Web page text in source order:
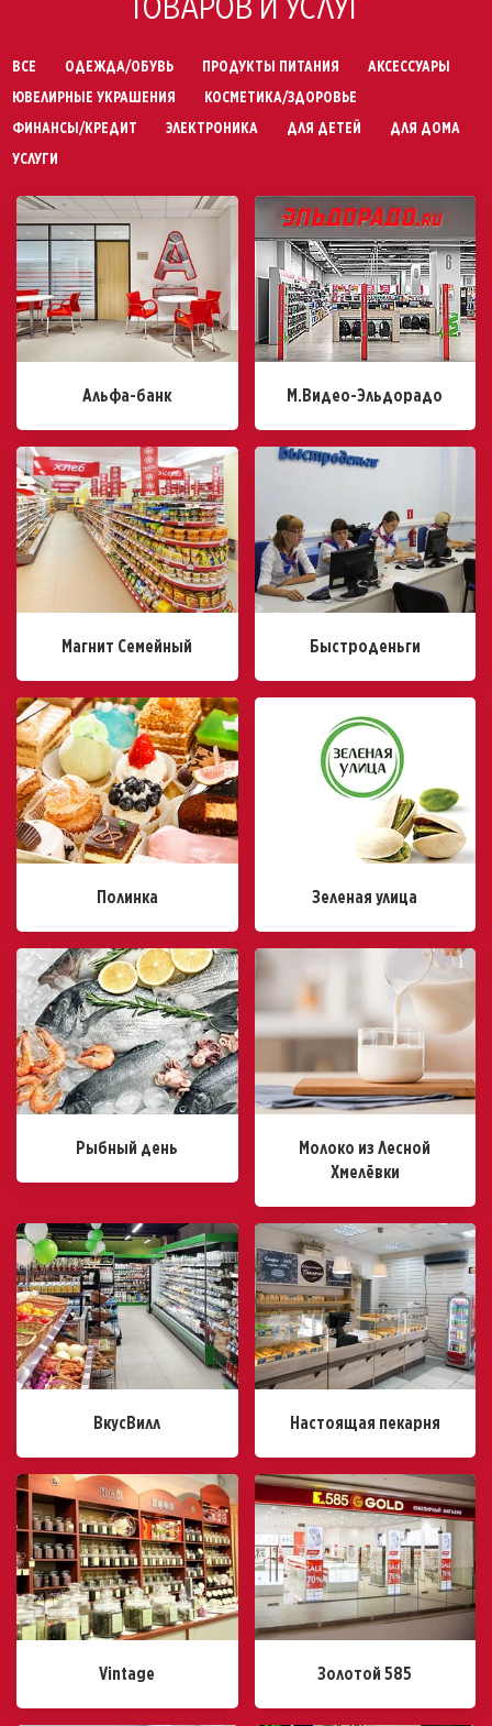
ВСЕ ОДЕЖДА/ОБУВЬ ПРОДУКТЫ ПИТАНИЯ
АКСЕССУАРЫ
ЮВЕЛИРНЫЕ УКРАШЕНИЯ
КОСМЕТИКА/ЗДОРОВЬЕ
ФИНАНСЫ/КРЕДИТ
ЭЛЕКТРОНИКА ДЛЯ ДЕТЕЙ
ДЛЯ ДОМА
УСЛУГИ
Альфа-банк М.Видео-Эльдорадо
Магнит Семейный Быстроденьги
Полинка Зеленая улица
Рыбный день
Молоко из Лесной
Хмелёвки
ВкусВилл Настоящая пекарня
Vintage Золотой 585